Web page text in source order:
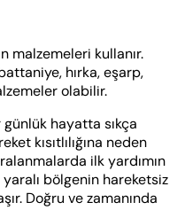
malzemeleri kullanır.
hırka, eşarp,
olabilir.
günlük hayatta sıkça
kısıtlılığına neden
ilk yardımın
yaralı bölgenin hareketsiz
Doğru ve zamanında